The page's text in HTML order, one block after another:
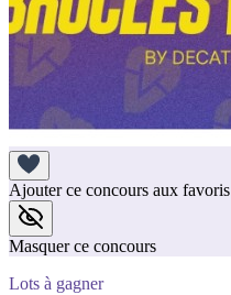
Ajouter ce concours aux favoris
Masquer ce concours
Lots à gagner